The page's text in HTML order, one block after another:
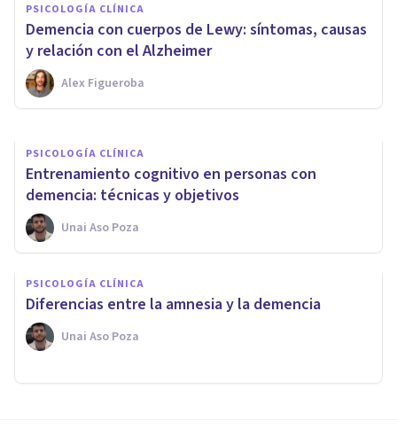
PSICOLOGÍA CLÍNICA
Demencia con cuerpos de Lewy: síntomas, causas
y relación con el Alzheimer
Alex Figueroba
Demencia por Parkinson:
síntomas, causas y tratamiento
Laura Ruiz Mitjana
PSICOLOGÍA CLÍNICA
Entrenamiento cognitivo en personas con
demencia: técnicas y objetivos
Unai Aso Poza
PSICOLOGÍA CLÍNICA
Diferencias entre la amnesia y la demencia
Unai Aso Poza